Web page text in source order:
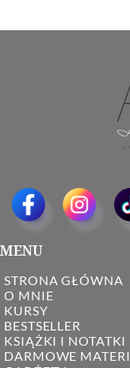
MENU
STRONA GŁÓWNA
O MNIE
KURSY
BESTSELLER
KSIĄŻKI I NOTATKI
DARMOWE